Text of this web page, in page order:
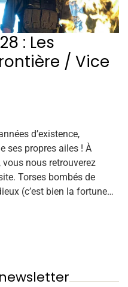
: Les
/ Vice
d’existence,
ses propres ailes ! À
nous retrouverez
Torses bombés de
(c’est bien la fortune…